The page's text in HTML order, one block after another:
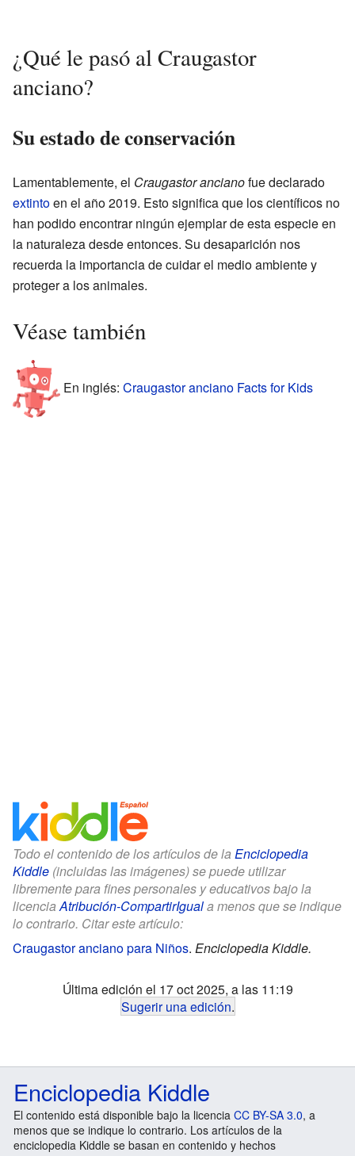
¿Qué le pasó al Craugastor
anciano?
Su estado de conservación
Lamentablemente, el Craugastor ancianofue declarado
extintoen el año 2019. Esto significa que los científicos no
han podido encontrar ningún ejemplar de esta especie en
la naturaleza desde entonces. Su desaparición nos
recuerda la importancia de cuidar el medio ambiente y
proteger a los animales.
Véase también
En inglés: Craugastor anciano Facts for Kids
Todo el contenido de los artículos de la Enciclopedia
Kiddle (incluidas las imágenes) se puede utilizar
libremente para fines personales y educativos bajo la
licenciaAtribución-CompartirIguala menos que se indique
lo contrario. Citar este artículo:
Craugastor anciano para Niños. Enciclopedia Kiddle.
Última edición el 17 oct 2025, a las 11:19
Sugerir una edición.
Enciclopedia Kiddle
El contenido está disponible bajo la licencia CC BY-SA 3.0, a
menos que se indique lo contrario. Los artículos de la
enciclopedia Kiddle se basan en contenido y hechos